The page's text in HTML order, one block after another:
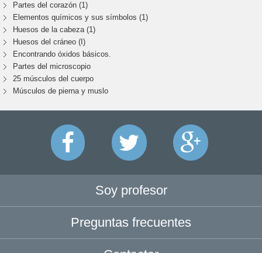
Partes del corazón (1)
Elementos químicos y sus símbolos (1)
Huesos de la cabeza (1)
Huesos del cráneo (I)
Encontrando óxidos básicos.
Partes del microscopio
25 músculos del cuerpo
Músculos de pierna y muslo
Soy profesor
Preguntas frecuentes